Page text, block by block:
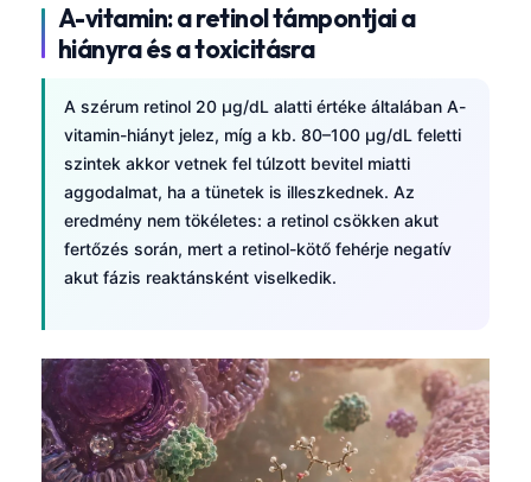
A-vitamin: a retinol támpontjai a
hiányra és a toxicitásra
A szérum retinol 20 µg/dL alatti értéke általában A-
vitamin-hiányt jelez, míg a kb. 80–100 µg/dL feletti
szintek akkor vetnek fel túlzott bevitel miatti
aggodalmat, ha a tünetek is illeszkednek. Az
eredmény nem tökéletes: a retinol csökken akut
fertőzés során, mert a retinol-kötő fehérje negatív
akut fázis reaktánsként viselkedik.